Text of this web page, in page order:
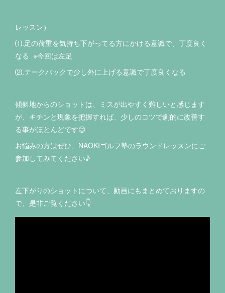
レッスン）
⑴.足の荷重を気持ち下がってる方にかける意識で、丁度良く
なる ※今回は左足
⑵.テークバックで少し外に上げる意識で丁度良くなる
傾斜地からのショットは、ミスが出やすく難しいと感じます
が、キチンと現象を把握すれば、少しのコツで劇的に改善す
る事がほとんどです😉
お悩みの方はぜひ、NAOKIゴルフ塾のラウンドレッスンにご
参加してみてください♪
左下がりのショットについて、動画にもまとめておりますの
で、是非ご覧ください👇